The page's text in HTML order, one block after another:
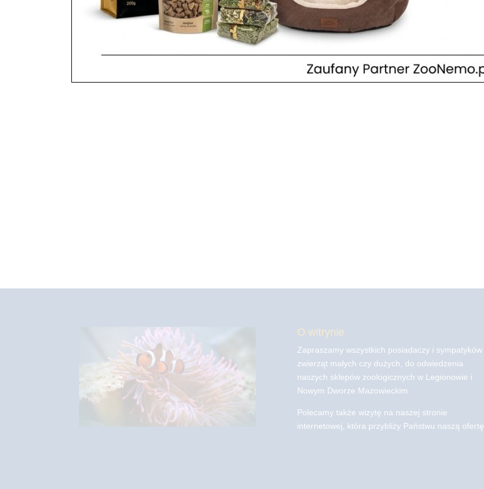
O witrynie
Zapraszamy wszystkich posiadaczy i sympatyków
zwierząt małych czy dużych, do odwiedzenia
naszych sklepów zoologicznych w Legionowie i
Nowym Dworze Mazowieckim
Polecamy także wizytę na naszej stronie
internetowej, która przybliży Państwu naszą ofertę.